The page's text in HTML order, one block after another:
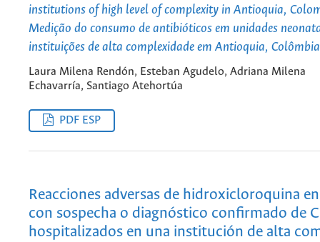
institutions of high level of complexity in Antioquia,
Medição do consumo de antibióticos em unidades
instituições de alta complexidade em Antioquia, Colômbia
Laura Milena Rendón, Esteban Agudelo, Adriana Milena
Echavarría, Santiago Atehortúa
PDF ESP
Reacciones adversas de hidroxicloroquina
con sospecha o diagnóstico confirmado de
hospitalizados en una institución de alta